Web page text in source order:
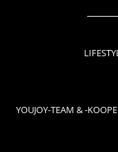
YOUJOY-TEAM & -